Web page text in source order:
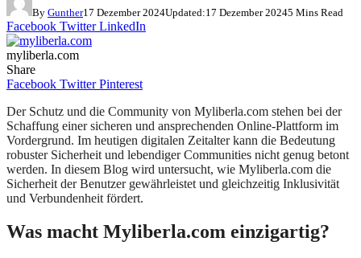
By Gunther17 Dezember 2024Updated:17 Dezember 20245 Mins Read
Facebook Twitter LinkedIn
myliberla.com
Share
Facebook Twitter Pinterest
Der Schutz und die Community von Myliberla.com stehen bei der
Schaffung einer sicheren und ansprechenden Online-Plattform im
Vordergrund. Im heutigen digitalen Zeitalter kann die Bedeutung
robuster Sicherheit und lebendiger Communities nicht genug betont
werden. In diesem Blog wird untersucht, wie Myliberla.com die
Sicherheit der Benutzer gewährleistet und gleichzeitig Inklusivität
und Verbundenheit fördert.
Was macht Myliberla.com einzigartig?